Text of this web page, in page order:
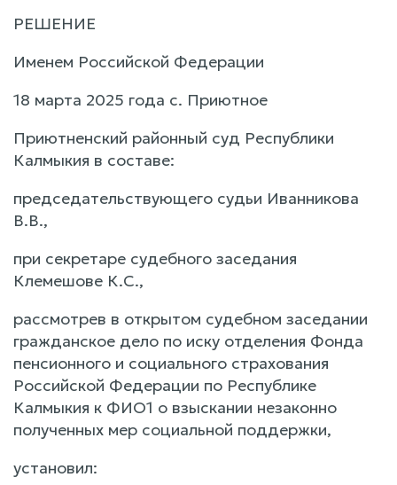
РЕШЕНИЕ
Именем Российской Федерации
18 марта 2025 года с. Приютное
Приютненский районный суд Республики
Калмыкия в составе:
председательствующего судьи Иванникова
В.В.,
при секретаре судебного заседания
Клемешове К.С.,
рассмотрев в открытом судебном заседании
гражданское дело по иску отделения Фонда
пенсионного и социального страхования
Российской Федерации по Республике
Калмыкия к ФИО1 о взыскании незаконно
полученных мер социальной поддержки,
установил: